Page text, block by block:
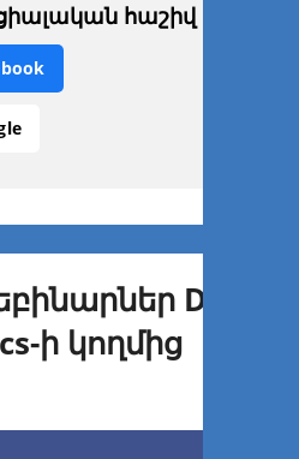
հաշիվ
Dental
ի կողմից
achieve